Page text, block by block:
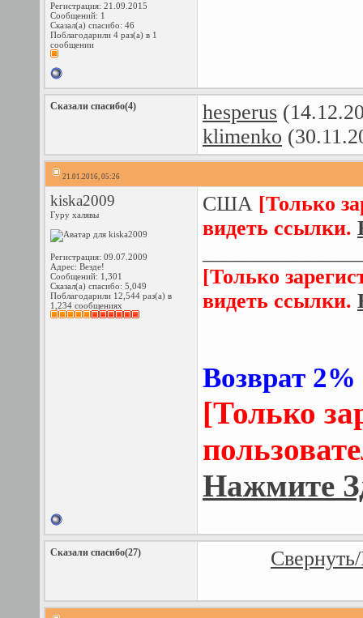
Регистрация: 21.09.2015
Сообщений: 1
Сказал(а) спасибо: 46
Поблагодарили 4 раз(а) в 1
сообщении
Сказали спасибо(4) hesperus
klimenko
21.01.2016, 05:26
kiska2009
Гуру халявы
Регистрация: 09.07.2009
Адрес: Везде!
Сообщений: 1,301
Сказал(а) спасибо: 5,049
Поблагодарили 12,544 раз(а) в
1,234 сообщениях
США [Только
видеть ссылки.
[Только
видеть ссылки.
Возврат
[Только
Нажмите
Сказали спасибо(27)